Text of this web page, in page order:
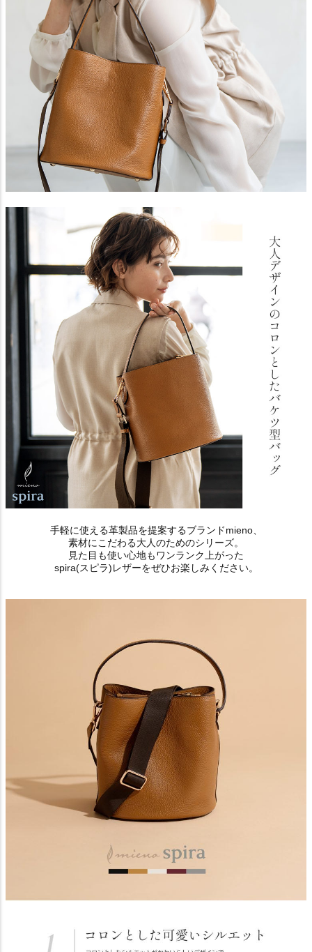
手軽に使える革製品を提案するブランドmieno、
素材にこだわる大人のためのシリーズ。
見た目も使い心地もワンランク上がった
spira(スピラ)レザーをぜひお楽しみください。